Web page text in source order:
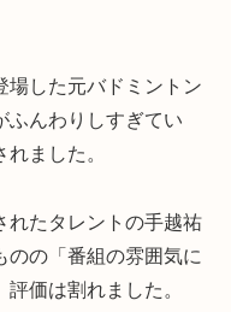
場した元バドミントン
ふんわりしすぎてい
ました。
れたタレントの手越祐
のの「番組の雰囲気に
価は割れました。